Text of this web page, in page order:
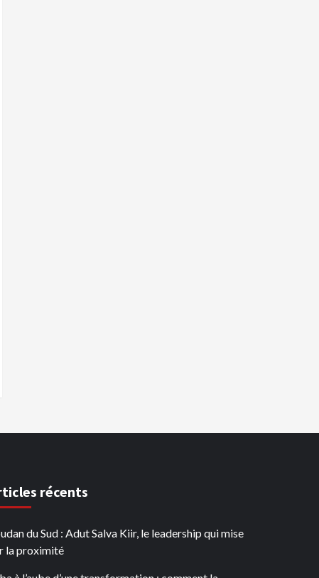
récents
du Sud : Adut Salva Kiir, le leadership qui mise
la proximité